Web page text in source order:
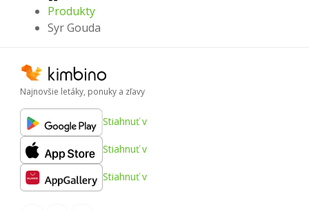
Produkty
Syr Gouda
Najnovšie letáky, ponuky a zľavy
Stiahnuť v
Stiahnuť v
Stiahnuť v